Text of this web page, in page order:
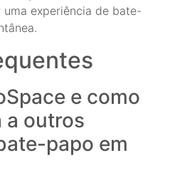
experiência de bate-
e como
a outros
papo em